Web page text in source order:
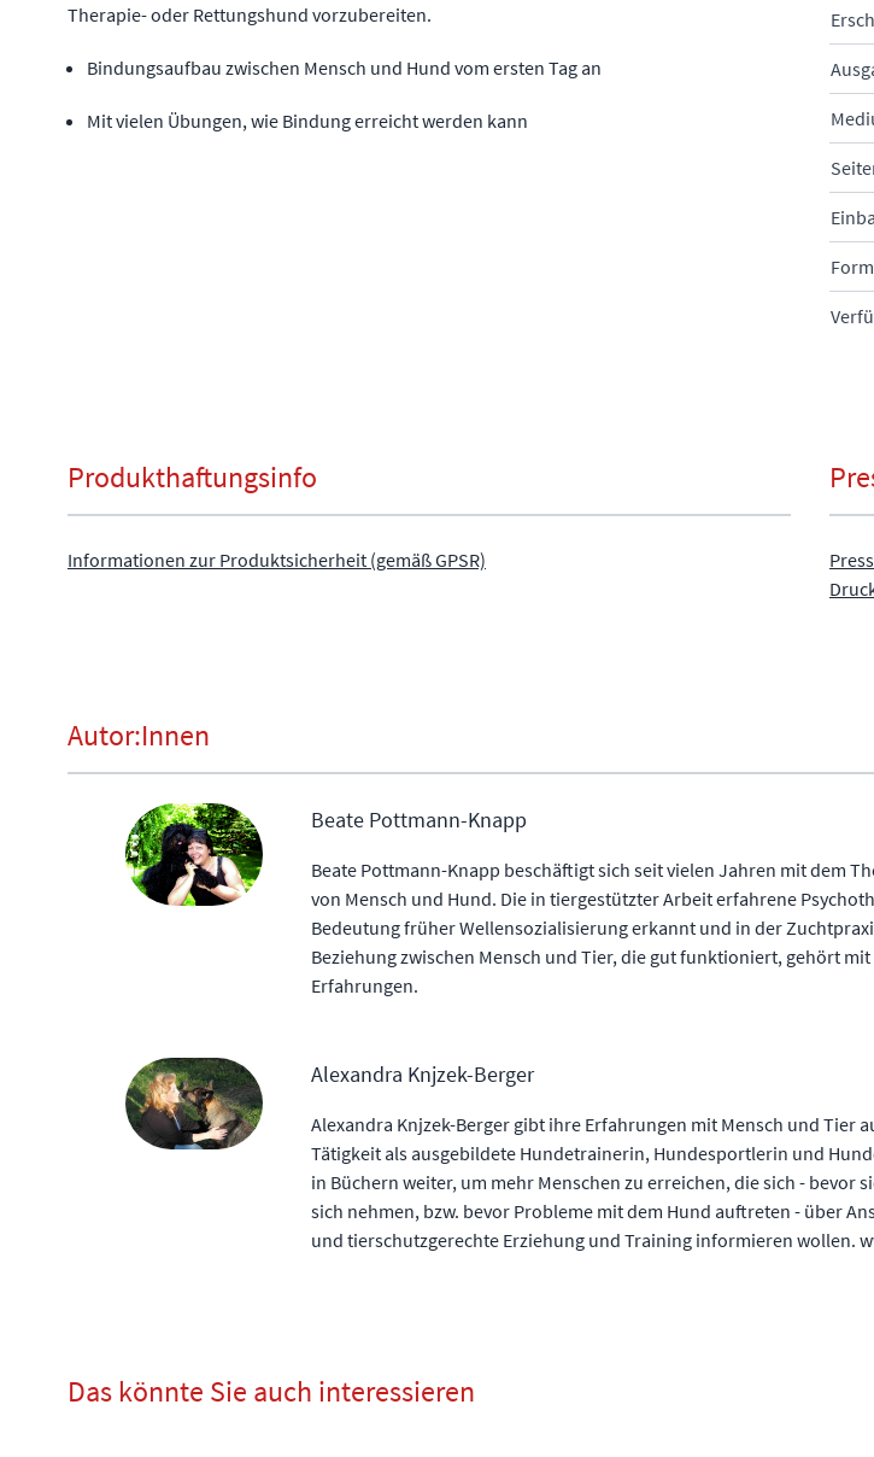
Therapie- oder Rettungshund vorzubereiten.
Bindungsaufbau zwischen Mensch und Hund vom ersten Tag an
Mit vielen Übungen, wie Bindung erreicht werden kann
Produkthaftungsinfo
Informationen zur Produktsicherheit (gemäß GPSR)
Autor:Innen
Beate Pottmann-Knapp
Beate Pottmann-Knapp beschäftigt sich seit vielen Jahren mit dem
von Mensch und Hund. Die in tiergestützter Arbeit erfahrene
Bedeutung früher Wellensozialisierung erkannt und in der
Beziehung zwischen Mensch und Tier, die gut funktioniert, gehört
Erfahrungen.
Alexandra Knjzek-Berger
Alexandra Knjzek-Berger gibt ihre Erfahrungen mit Mensch und Tier
Tätigkeit als ausgebildete Hundetrainerin, Hundesportlerin und
in Büchern weiter, um mehr Menschen zu erreichen, die sich - bevor
sich nehmen, bzw. bevor Probleme mit dem Hund auftreten - über
und tierschutzgerechte Erziehung und Training informieren wollen.
Das könnte Sie auch interessieren